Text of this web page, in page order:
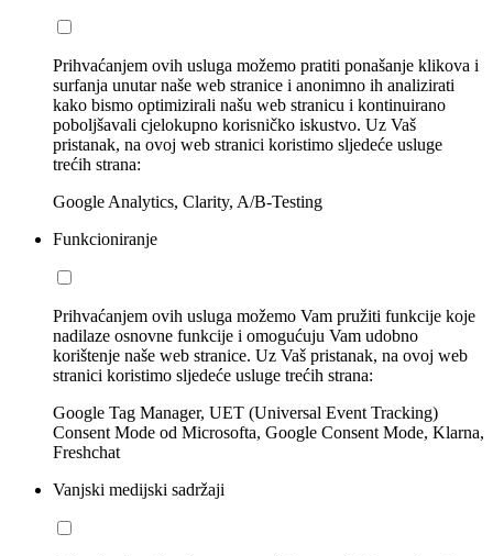
Prihvaćanjem ovih usluga možemo pratiti ponašanje klikova i
surfanja unutar naše web stranice i anonimno ih analizirati
kako bismo optimizirali našu web stranicu i kontinuirano
poboljšavali cjelokupno korisničko iskustvo. Uz Vaš
pristanak, na ovoj web stranici koristimo sljedeće usluge
trećih strana:
Google Analytics, Clarity, A/B-Testing
Funkcioniranje
Prihvaćanjem ovih usluga možemo Vam pružiti funkcije koje
nadilaze osnovne funkcije i omogućuju Vam udobno
korištenje naše web stranice. Uz Vaš pristanak, na ovoj web
stranici koristimo sljedeće usluge trećih strana:
Google Tag Manager, UET (Universal Event Tracking)
Consent Mode od Microsofta, Google Consent Mode, Klarna,
Freshchat
Vanjski medijski sadržaji